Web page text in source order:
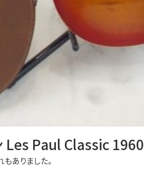
Les Paul Classic 1960
ありました。